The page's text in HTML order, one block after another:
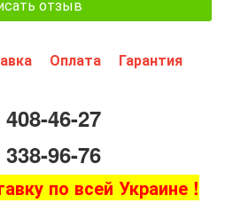
отзыв
Оплата Гарантия
46-27
96-76
по всей Украине !